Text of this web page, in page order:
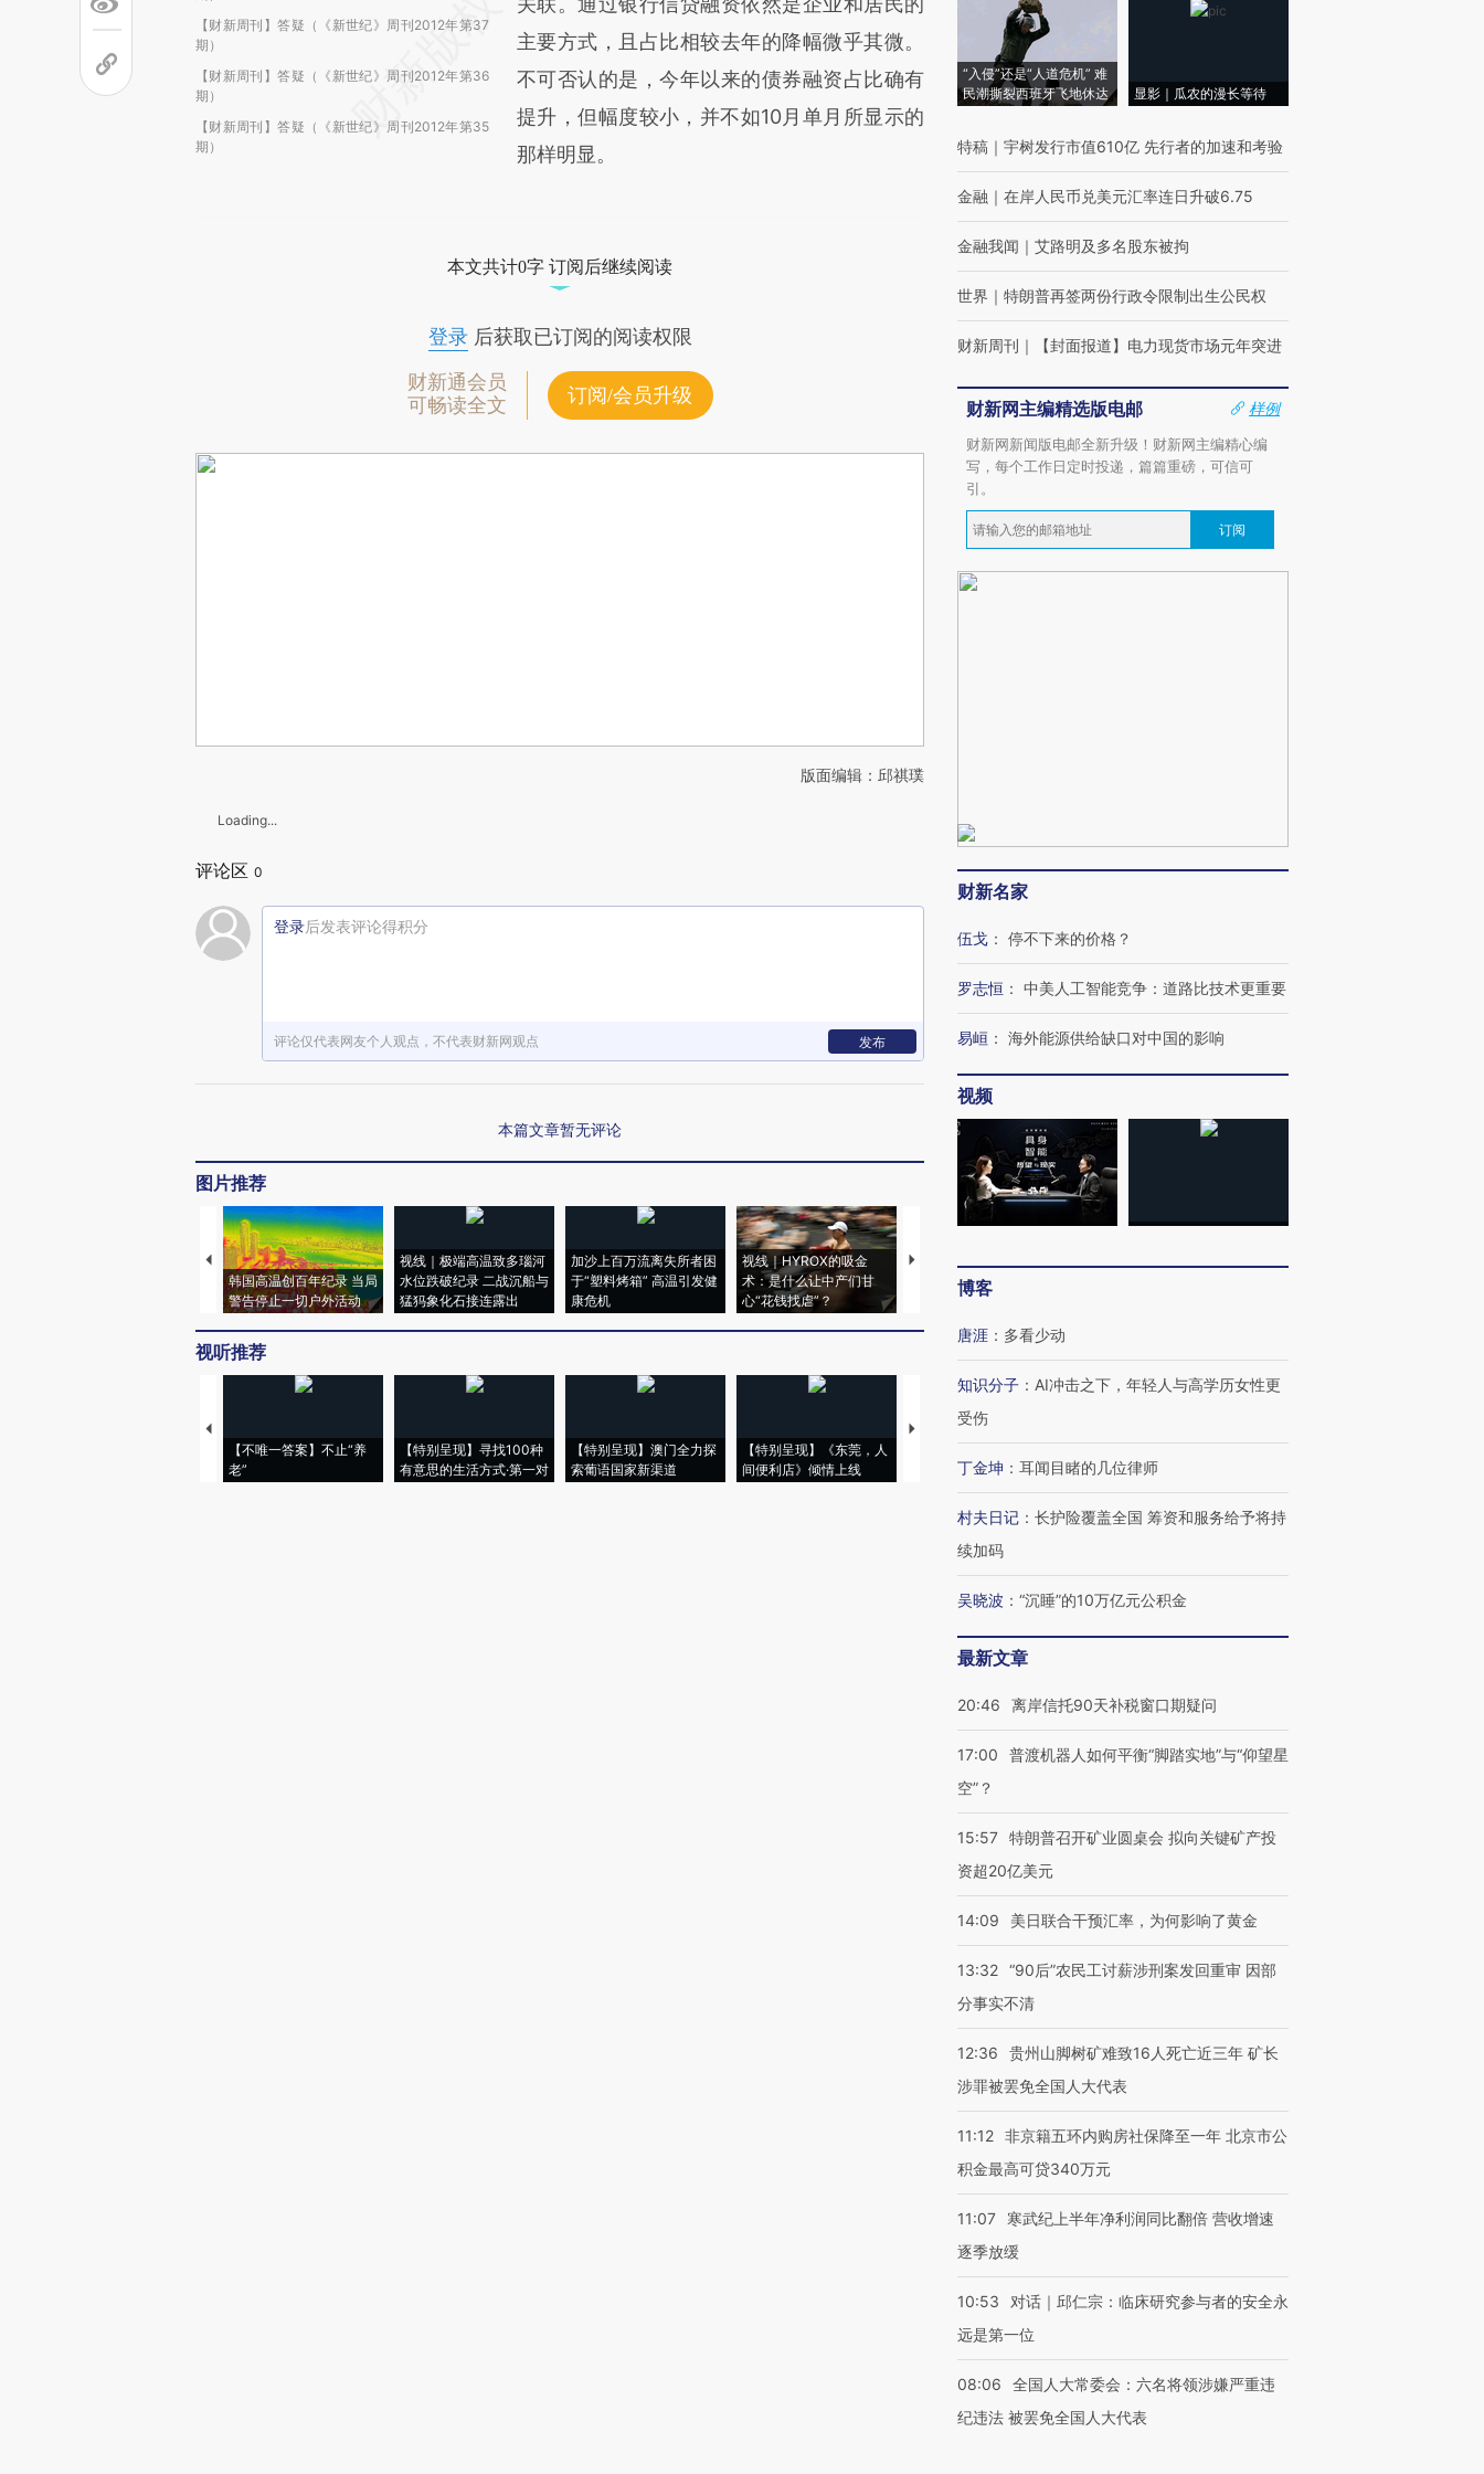
【财新周刊】答疑（《新世纪》周刊2012年第37
期）
【财新周刊】答疑（《新世纪》周刊2012年第36
期）
【财新周刊】答疑（《新世纪》周刊2012年第35
期）
主要方式，且占比相较去年的降幅微乎其微。
不可否认的是，今年以来的债券融资占比确有
提升，但幅度较小，并不如10月单月所显示的
那样明显。
本文共计0字 订阅后继续阅读
登录后获取已订阅的阅读权限
财新通会员
可畅读全文
订阅/会员升级
版面编辑：邱祺璞
Loading...
评论区 0
登录后发表评论得积分
评论仅代表网友个人观点，不代表财新网观点 发布
本篇文章暂无评论
图片推荐
韩国高温创百年纪录 当局
警告停止一切户外活动
视线｜极端高温致多瑙河
水位跌破纪录 二战沉船与
猛犸象化石接连露出
加沙上百万流离失所者困
于“塑料烤箱” 高温引发健
康危机
视线｜HYROX的吸金
术：是什么让中产们甘
心“花钱找虐”？
马航飞行员跨国走私7万
粒摇头丸 尿检体内含3种
视听推荐
【不唯一答案】不止“养
老”
【特别呈现】寻找100种
有意思的生活方式·第一对
【特别呈现】澳门全力探
索葡语国家新渠道
【特别呈现】《东莞，人
间便利店》倾情上线
【推广】走进第四届链博
有意思的生活方式·第三对
“入侵”还是“人道危机” 难
民潮撕裂西班牙飞地休达
显影｜瓜农的漫长等待
特稿 ｜ 宇树发行市值610亿 先行者的加速和考验
金融 ｜ 在岸人民币兑美元汇率连日升破6.75
金融我闻 ｜ 艾路明及多名股东被拘
世界 ｜ 特朗普再签两份行政令限制出生公民权
财新周刊 ｜ 【封面报道】电力现货市场元年突进
财新网主编精选版电邮
样例
财新网新闻版电邮全新升级！财新网主编精心编
写，每个工作日定时投递，篇篇重磅，可信可
引。
订阅
财新名家
伍戈 ： 停不下来的价格？
罗志恒 ： 中美人工智能竞争：道路比技术更重要
易峘 ： 海外能源供给缺口对中国的影响
视频
博客
唐涯 ： 多看少动
知识分子 ： AI冲击之下，年轻人与高学历女性更
受伤
丁金坤 ： 耳闻目睹的几位律师
村夫日记 ： 长护险覆盖全国 筹资和服务给予将持
续加码
吴晓波 ： “沉睡”的10万亿元公积金
最新文章
20:46 离岸信托90天补税窗口期疑问
17:00
普渡机器人如何平衡“脚踏实地”与“仰望星
空”？
15:57 特朗普召开矿业圆桌会 拟向关键矿产投
资超20亿美元
14:09 美日联合干预汇率，为何影响了黄金
13:32 “90后”农民工讨薪涉刑案发回重审 因部
分事实不清
12:36
贵州山脚树矿难致16人死亡近三年 矿长
涉罪被罢免全国人大代表
11:12 非京籍五环内购房社保降至一年 北京市公
积金最高可贷340万元
11:07
寒武纪上半年净利润同比翻倍 营收增速
逐季放缓
10:53
对话｜邱仁宗：临床研究参与者的安全永
远是第一位
08:06
全国人大常委会：六名将领涉嫌严重违
纪违法 被罢免全国人大代表